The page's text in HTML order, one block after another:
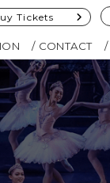
Tickets
CONTACT